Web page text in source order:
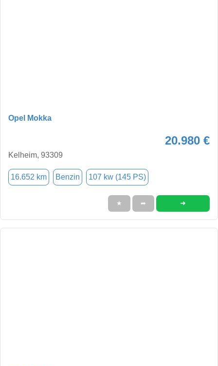
Opel Mokka
20.980 €
Kelheim, 93309
16.652 km Benzin 107 kw (145 PS)
★ ➦ ➜